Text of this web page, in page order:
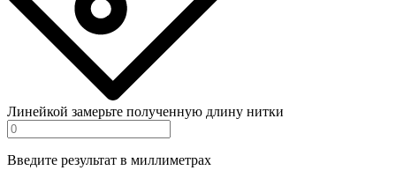
Линейкой замерьте полученную длину нитки
Введите результат в миллиметрах